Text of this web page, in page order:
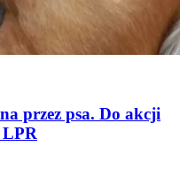
przez psa. Do akcji
LPR